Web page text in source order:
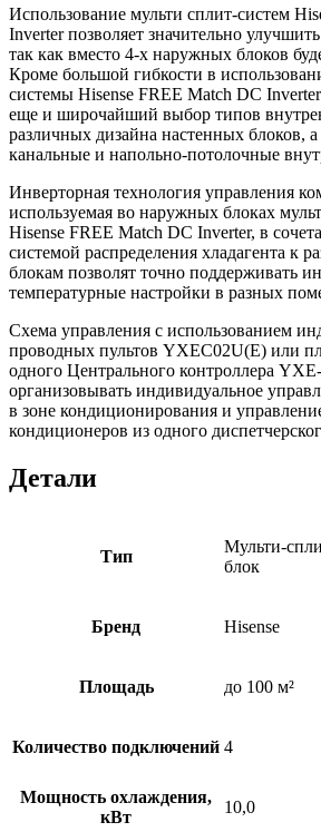
Использование мульти сплит-систем
Inverter позволяет значительно
так как вместо 4-х наружных блоков
Кроме большой гибкости в
системы Hisense FREE Match DC
еще и широчайший выбор типов
различных дизайна настенных блоков,
канальные и напольно-потолочные
Инверторная технология управления
используемая во наружных блоках
Hisense FREE Match DC Inverter, в
системой распределения хладагента к
блокам позволят точно поддерживать
температурные настройки в разных
Схема управления с использованием
проводных пультов YXEC02U(E) или
одного Центрального контроллера
организовывать индивидуальное
в зоне кондиционирования и
кондиционеров из одного
Детали
Тип
Мульти-
блок
Бренд Hisense
Площадь до 100 м²
Количество подключений 4
Мощность охлаждения,
кВт
10,0